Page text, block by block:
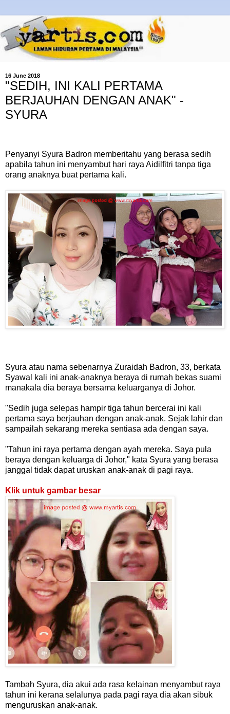
16 June 2018
"SEDIH, INI KALI PERTAMA
BERJAUHAN DENGAN ANAK" -
SYURA
Penyanyi Syura Badron memberitahu yang berasa sedih
apabila tahun ini menyambut hari raya Aidilfitri tanpa tiga
orang anaknya buat pertama kali.
Syura atau nama sebenarnya Zuraidah Badron, 33, berkata
Syawal kali ini anak-anaknya beraya di rumah bekas suami
manakala dia beraya bersama keluarganya di Johor.
"Sedih juga selepas hampir tiga tahun bercerai ini kali
pertama saya berjauhan dengan anak-anak. Sejak lahir dan
sampailah sekarang mereka sentiasa ada dengan saya.
"Tahun ini raya pertama dengan ayah mereka. Saya pula
beraya dengan keluarga di Johor," kata Syura yang berasa
janggal tidak dapat uruskan anak-anak di pagi raya.
Klik untuk gambar besar
Tambah Syura, dia akui ada rasa kelainan menyambut raya
tahun ini kerana selalunya pada pagi raya dia akan sibuk
menguruskan anak-anak.